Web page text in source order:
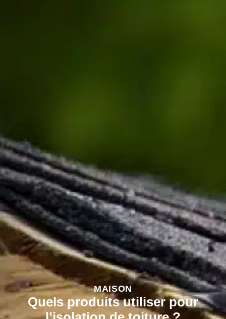
MAISON
Quels produits utiliser pour